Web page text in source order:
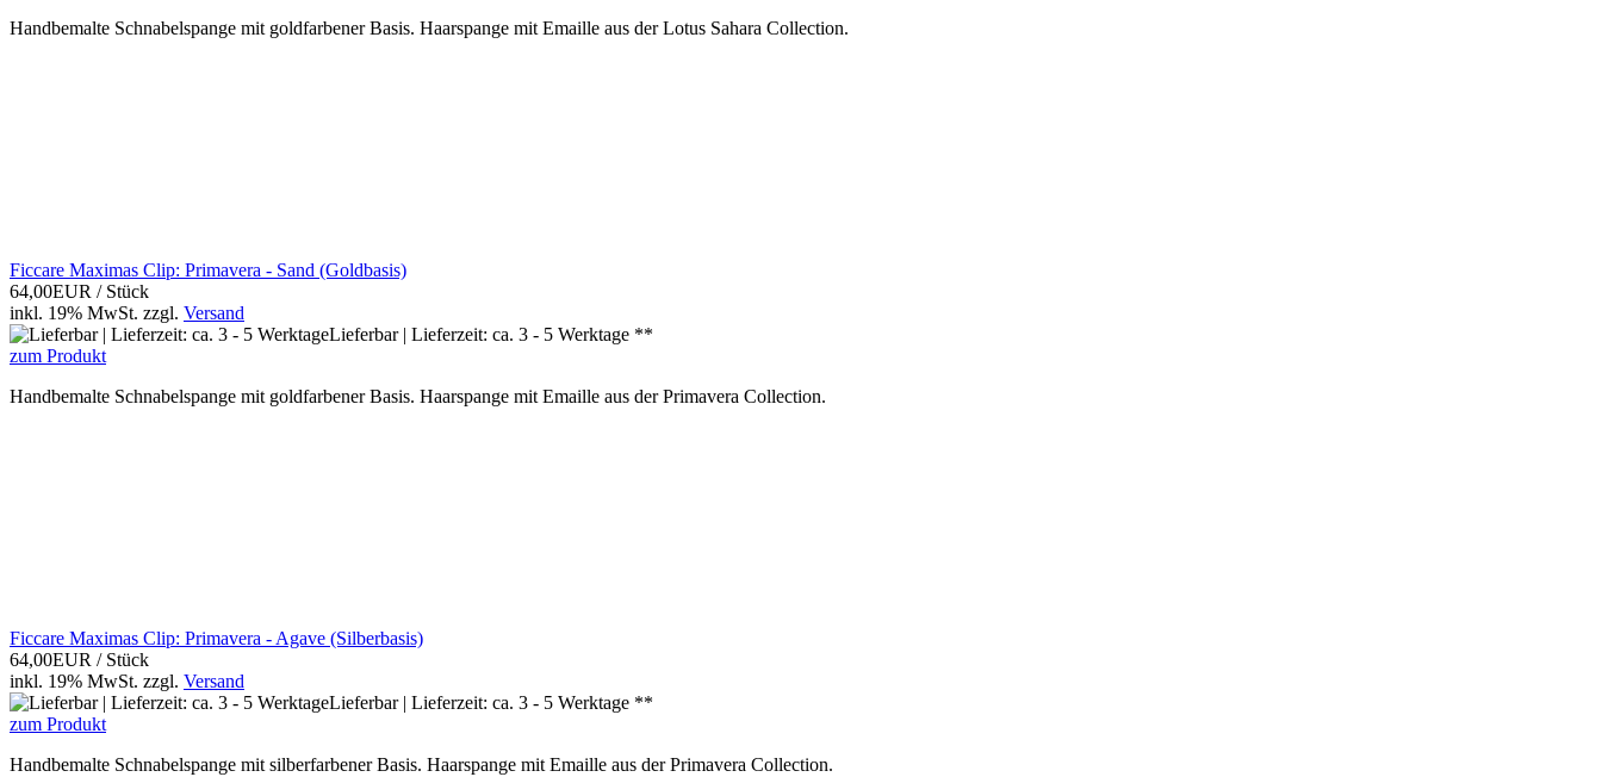
Handbemalte Schnabelspange mit goldfarbener Basis. Haarspange mit Emaille aus der Lotus Sahara Collection.
Ficcare Maximas Clip: Primavera - Sand (Goldbasis)
64,00EUR / Stück
inkl. 19% MwSt. zzgl. Versand
Lieferbar | Lieferzeit: ca. 3 - 5 Werktage **
zum Produkt
Handbemalte Schnabelspange mit goldfarbener Basis. Haarspange mit Emaille aus der Primavera Collection.
Ficcare Maximas Clip: Primavera - Agave (Silberbasis)
64,00EUR / Stück
inkl. 19% MwSt. zzgl. Versand
Lieferbar | Lieferzeit: ca. 3 - 5 Werktage **
zum Produkt
Handbemalte Schnabelspange mit silberfarbener Basis. Haarspange mit Emaille aus der Primavera Collection.